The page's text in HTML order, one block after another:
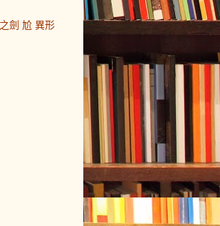
劍 尬 異形